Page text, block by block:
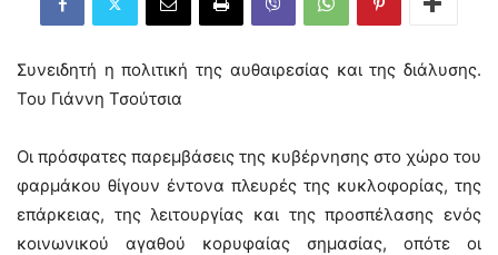
Συνειδητή η πολιτική της αυθαιρεσίας και της διάλυσης.
Του Γιάννη Τσούτσια
Οι πρόσφατες παρεμβάσεις της κυβέρνησης στο χώρο του
φαρμάκου θίγουν έντονα πλευρές της κυκλοφορίας, της
επάρκειας, της λειτουργίας και της προσπέλασης ενός
κοινωνικού αγαθού κορυφαίας σημασίας, οπότε οι